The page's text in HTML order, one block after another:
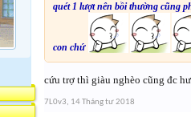
quét 1 lượt nên bồi thường cũng
con chứ
cứu trợ thì giàu nghèo cũng đc
7L0v3, 14 Tháng tư 2018